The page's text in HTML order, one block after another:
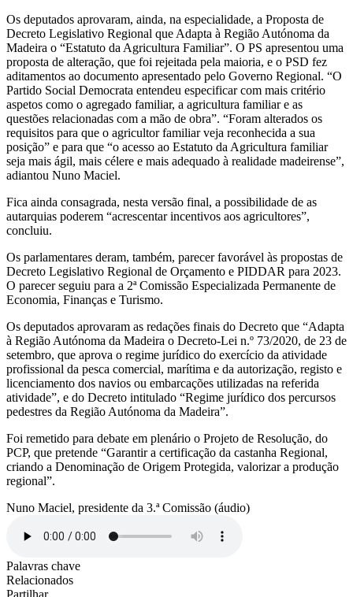
Os deputados aprovaram, ainda, na especialidade, a Proposta de
Decreto Legislativo Regional que Adapta à Região Autónoma da
Madeira o “Estatuto da Agricultura Familiar”. O PS apresentou uma
proposta de alteração, que foi rejeitada pela maioria, e o PSD fez
aditamentos ao documento apresentado pelo Governo Regional. “O
Partido Social Democrata entendeu especificar com mais critério
aspetos como o agregado familiar, a agricultura familiar e as
questões relacionadas com a mão de obra”. “Foram alterados os
requisitos para que o agricultor familiar veja reconhecida a sua
posição” e para que “o acesso ao Estatuto da Agricultura familiar
seja mais ágil, mais célere e mais adequado à realidade madeirense”,
adiantou Nuno Maciel.
Fica ainda consagrada, nesta versão final, a possibilidade de as
autarquias poderem “acrescentar incentivos aos agricultores”,
concluiu.
Os parlamentares deram, também, parecer favorável às propostas de
Decreto Legislativo Regional de Orçamento e PIDDAR para 2023.
O parecer seguiu para a 2ª Comissão Especializada Permanente de
Economia, Finanças e Turismo.
Os deputados aprovaram as redações finais do Decreto que “Adapta
à Região Autónoma da Madeira o Decreto-Lei n.º 73/2020, de 23 de
setembro, que aprova o regime jurídico do exercício da atividade
profissional da pesca comercial, marítima e da autorização, registo e
licenciamento dos navios ou embarcações utilizadas na referida
atividade”, e do Decreto intitulado “Regime jurídico dos percursos
pedestres da Região Autónoma da Madeira”.
Foi remetido para debate em plenário o Projeto de Resolução, do
PCP, que pretende “Garantir a certificação da castanha Regional,
criando a Denominação de Origem Protegida, valorizar a produção
regional”.
Nuno Maciel, presidente da 3.ª Comissão (áudio)
Palavras chave
Relacionados
Partilhar